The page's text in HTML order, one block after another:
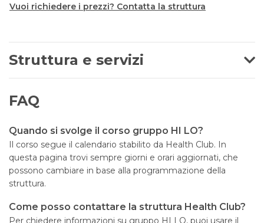
Vuoi richiedere i prezzi? Contatta la struttura
Struttura e servizi
FAQ
Quando si svolge il corso gruppo HI LO?
Il corso segue il calendario stabilito da Health Club. In
questa pagina trovi sempre giorni e orari aggiornati, che
possono cambiare in base alla programmazione della
struttura.
Come posso contattare la struttura Health Club?
Per chiedere informazioni su gruppo HI LO, puoi usare il